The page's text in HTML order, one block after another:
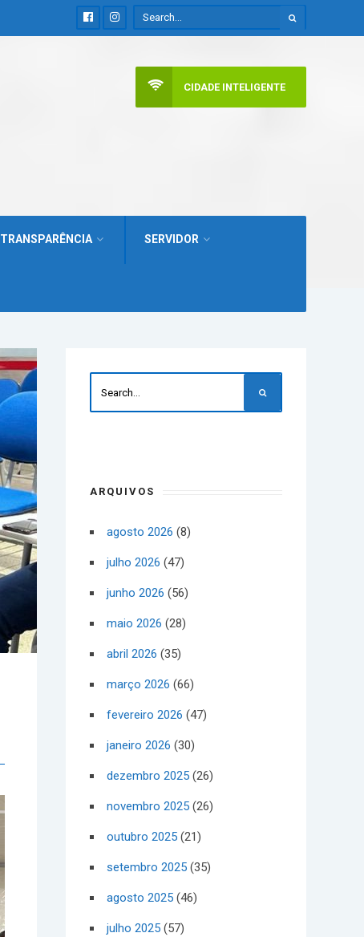
TRANSPARÊNCIA SERVIDOR
CIDADE INTELIGENTE
ARQUIVOS
agosto 2026 (8)
julho 2026 (47)
junho 2026 (56)
maio 2026 (28)
abril 2026 (35)
março 2026 (66)
fevereiro 2026 (47)
janeiro 2026 (30)
dezembro 2025 (26)
novembro 2025 (26)
outubro 2025 (21)
setembro 2025 (35)
agosto 2025 (46)
julho 2025 (57)